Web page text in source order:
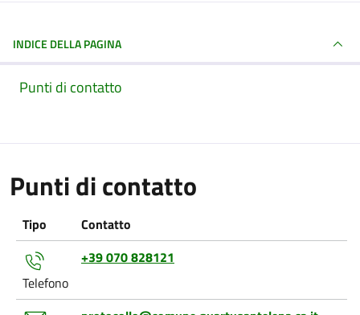
INDICE DELLA PAGINA
Punti di contatto
Punti di contatto
Tipo Contatto
Telefono
+39 070 828121